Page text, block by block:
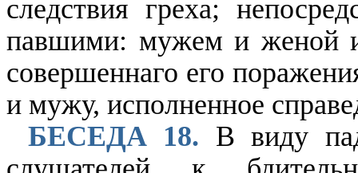
следствия греха;
павшими: мужем и женой
совершеннаго его
и мужу, исполненное
БЕСЕДА 18. В виду